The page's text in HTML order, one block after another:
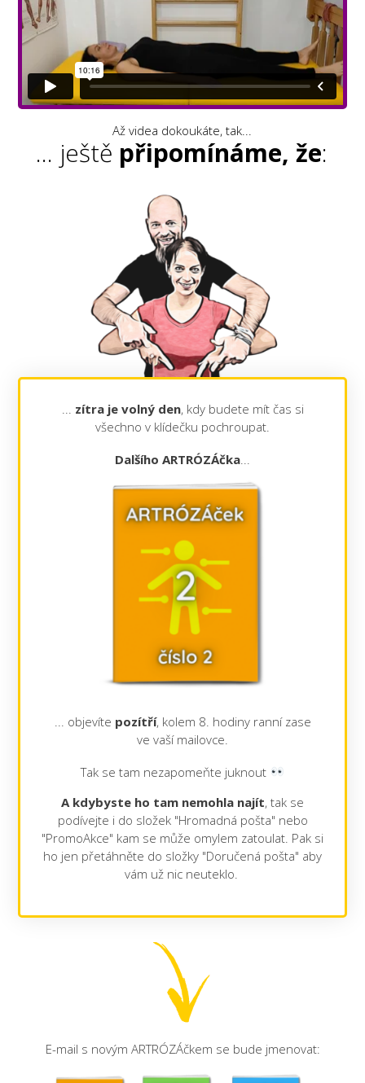
Až videa dokoukáte, tak...
... ještě připomínáme, že:
... zítra je volný den, kdy budete mít čas si
všechno v klídečku pochroupat.
Dalšího ARTRÓZÁčka...
... objevíte pozítří, kolem 8. hodiny ranní zase
ve vaší mailovce.
Tak se tam nezapomeňte juknout
A kdybyste ho tam nemohla najít, tak se
podívejte i do složek "Hromadná pošta" nebo
"PromoAkce" kam se může omylem zatoulat. Pak si
ho jen přetáhněte do složky "Doručená pošta" aby
vám už nic neuteklo.
E-mail s novým ARTRÓZÁčkem se bude jmenovat: